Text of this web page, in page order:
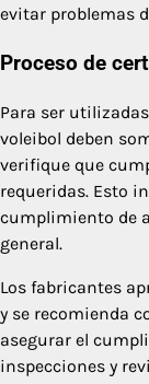
evitar problemas
Proceso de
Para ser
voleibol deben
verifique que
requeridas. Esto
cumplimiento de
general.
Los fabricantes
y se recomienda
asegurar el
inspecciones y